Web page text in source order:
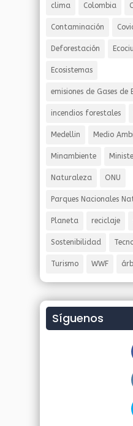
clima Colombia
Contaminación
Deforestación
Ecosistemas
emisiones de Gases
incendios forestales
Medellin Medio
Minambiente
Naturaleza ONU
Parques Nacionales
Planeta reciclaje
Sostenibilidad
Turismo WWF
Síguenos